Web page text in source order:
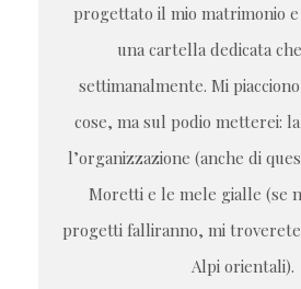
progettato il mio matrimonio
una cartella dedicata
settimanalmente. Mi
cose, ma sul podio metterei:
l’organizzazione (anche di
Moretti e le mele gialle (se
progetti falliranno, mi
Alpi orientali).